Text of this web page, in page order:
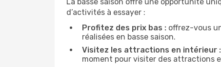
d’activités à essayer :
Profitez des prix bas : offrez-vous
réalisées en basse saison.
Visitez les attractions en intérieur :
moment pour visiter des attractions